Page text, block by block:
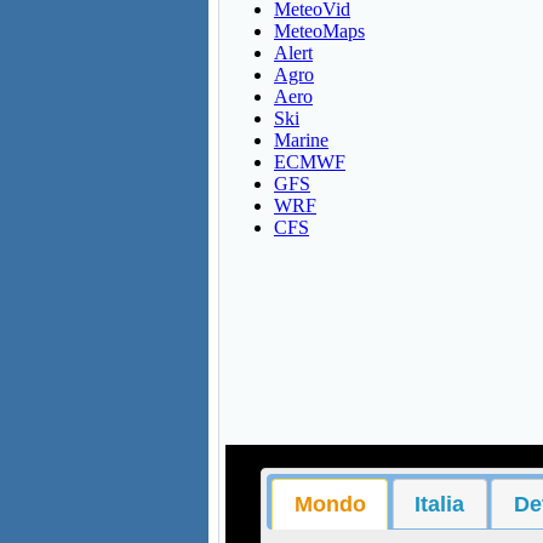
MeteoVid
MeteoMaps
Alert
Agro
Aero
Ski
Marine
ECMWF
GFS
WRF
CFS
Mondo Italia